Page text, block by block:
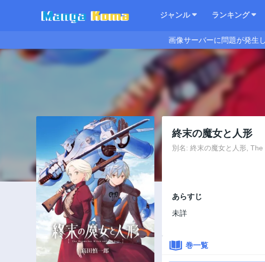
ジャンル ランキング
画像サーバーに問題が発生
終末の魔女と人形
別名: 終末の魔女と人形,
あらすじ
未詳
巻一覧